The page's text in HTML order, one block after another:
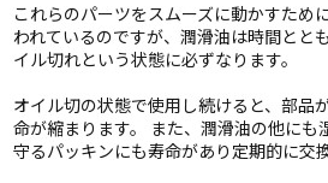
これらのパーツをスムーズに動かすため
われているのですが、潤滑油は時間とと
イル切れという状態に必ずなります。
オイル切の状態で使用し続けると、部品
命が縮まります。 また、潤滑油の他にも
守るパッキンにも寿命があり定期的に交